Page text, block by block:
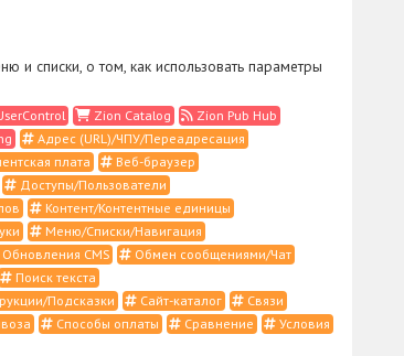
и списки, о том, как использовать параметры
Zion Catalog
Zion Pub Hub
Адрес (URL)/ЧПУ/Переадресация
плата
Веб-браузер
Доступы/Пользователи
Контент/Контентные единицы
Меню/Списки/Навигация
Обновления CMS
Обмен сообщениями/Чат
Поиск текста
Подсказки
Сайт-каталог
Связи
Способы оплаты Сравнение
Условия